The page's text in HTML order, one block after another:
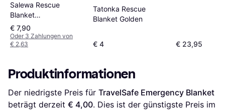
Salewa Rescue
Blanket
Rettungsdecke gelb
One Size
€ 7,90
Oder 3 Zahlungen von
€ 2,63
Tatonka Rescue
Blanket Golden
€ 4 € 23,95
Produktinformationen
Der niedrigste Preis für TravelSafe Emergency Blanket
beträgt derzeit € 4,00. Dies ist der günstigste Preis im